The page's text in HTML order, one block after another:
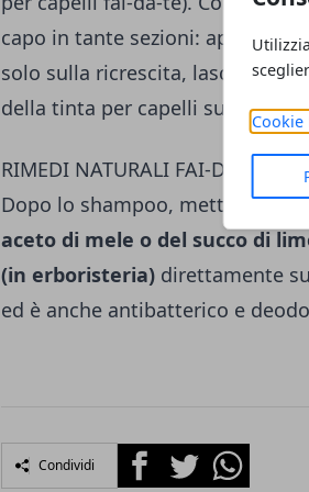
Cookie
capo in tante se­zioni: applicare
solo sulla ricrescita, lasciare
della tinta per capelli su tutta la
RIMEDI NATURALI FAI-DA-TE
Dopo lo shampoo, mettere nell'
aceto di mele o del suc­co di
(in erboristeria) direttamente
ed è anche antibatterico e
Condividi FacebookTwitterWhatsapp